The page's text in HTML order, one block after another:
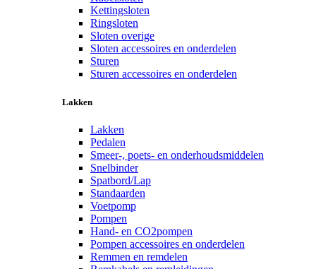
Kettingsloten
Ringsloten
Sloten overige
Sloten accessoires en onderdelen
Sturen
Sturen accessoires en onderdelen
Lakken
Lakken
Pedalen
Smeer-, poets- en onderhoudsmiddelen
Snelbinder
Spatbord/Lap
Standaarden
Voetpomp
Pompen
Hand- en CO2pompen
Pompen accessoires en onderdelen
Remmen en remdelen